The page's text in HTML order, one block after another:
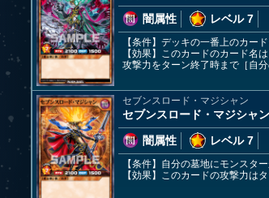
闇属性
レベル 7
【条件】デッキの一番上のカー
【効果】このカードのカード名
攻撃力をターン終了時まで［自
セブンスロード・マジシャン
セブンスロード・マジシャン
闇属性
レベル 7
【条件】自分の墓地にモンスタ
【効果】このカードの攻撃力は